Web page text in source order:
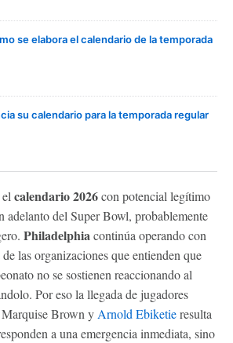
se elabora el calendario de la temporada
su calendario para la temporada regular
calendario 2026con potencial legítimo
adelanto del Super Bowl, probablemente
Philadelphia continúa operando con
las organizaciones que entienden que
no se sostienen reaccionando al
Por eso la llegada de jugadores
Brown y Arnold Ebiketieresulta
a una emergencia inmediata, sino